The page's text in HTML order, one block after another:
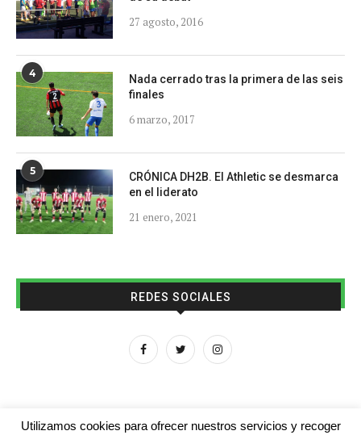
27 agosto, 2016
4
Nada cerrado tras la primera de las seis
finales
6 marzo, 2017
5
CRÓNICA DH2B. El Athletic se desmarca
en el liderato
21 enero, 2021
REDES SOCIALES
Utilizamos cookies para ofrecer nuestros servicios y recoger